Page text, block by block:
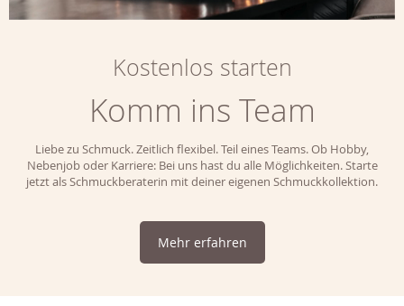
Kostenlos starten
Komm ins Team
Liebe zu Schmuck. Zeitlich flexibel. Teil eines Teams. Ob Hobby,
Nebenjob oder Karriere: Bei uns hast du alle Möglichkeiten. Starte
jetzt als Schmuckberaterin mit deiner eigenen Schmuckkollektion.
Mehr erfahren